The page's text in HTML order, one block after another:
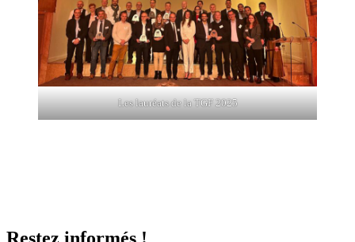
Les lauréats de la TGF 2025
Restez informés !